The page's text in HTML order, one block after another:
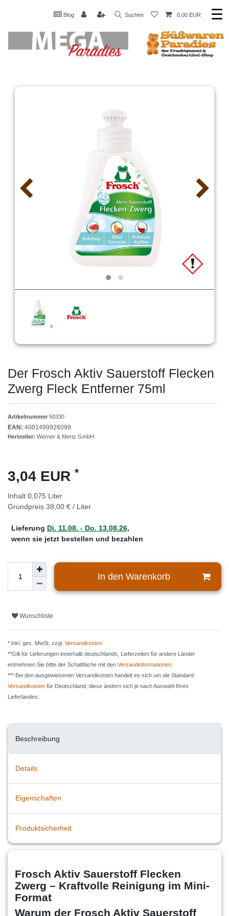
Blog Suchen 0,00 EUR ☰
Der Frosch Aktiv Sauerstoff Flecken
Zwerg Fleck Entferner 75ml
Artikelnummer 50330
EAN: 4001499926099
Hersteller: Werner & Mertz GmbH
3,04 EUR *
Inhalt 0,075 Liter
Grundpreis 38,00 € / Liter
Lieferung Di. 11.08. - Do. 13.08.26,
wenn sie jetzt bestellen und bezahlen
In den Warenkorb
Wunschliste
* inkl. ges. MwSt. zzgl. Versandkosten
**Gilt für Lieferungen innerhalb deutschlands, Lieferzeiten für andere Länder
entnehmen Sie bitte der Schaltfäche mit den Versandinformationen
*** Bei den ausgewiesenen Versandkosten handelt es sich um die Standard
Versandkosten für Deutschland, diese ändern sich je nach Auswahl Ihres
Lieferlandes.
Beschreibung
Details
Eigenschaften
Produktsicherheit
Frosch Aktiv Sauerstoff Flecken
Zwerg – Kraftvolle Reinigung im Mini-
Format
Warum der Frosch Aktiv Sauerstoff